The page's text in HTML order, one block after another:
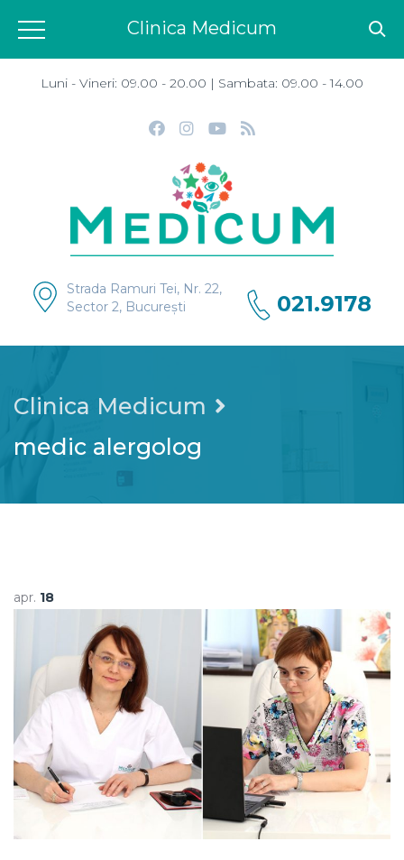
Luni - Vineri: 09.00 - 20.00 | Sambata: 09.00 - 14.00
Strada Ramuri Tei, Nr. 22,
Sector 2, București
021.9178
Clinica Medicum
medic alergolog
apr. 18
Clinica Medicum